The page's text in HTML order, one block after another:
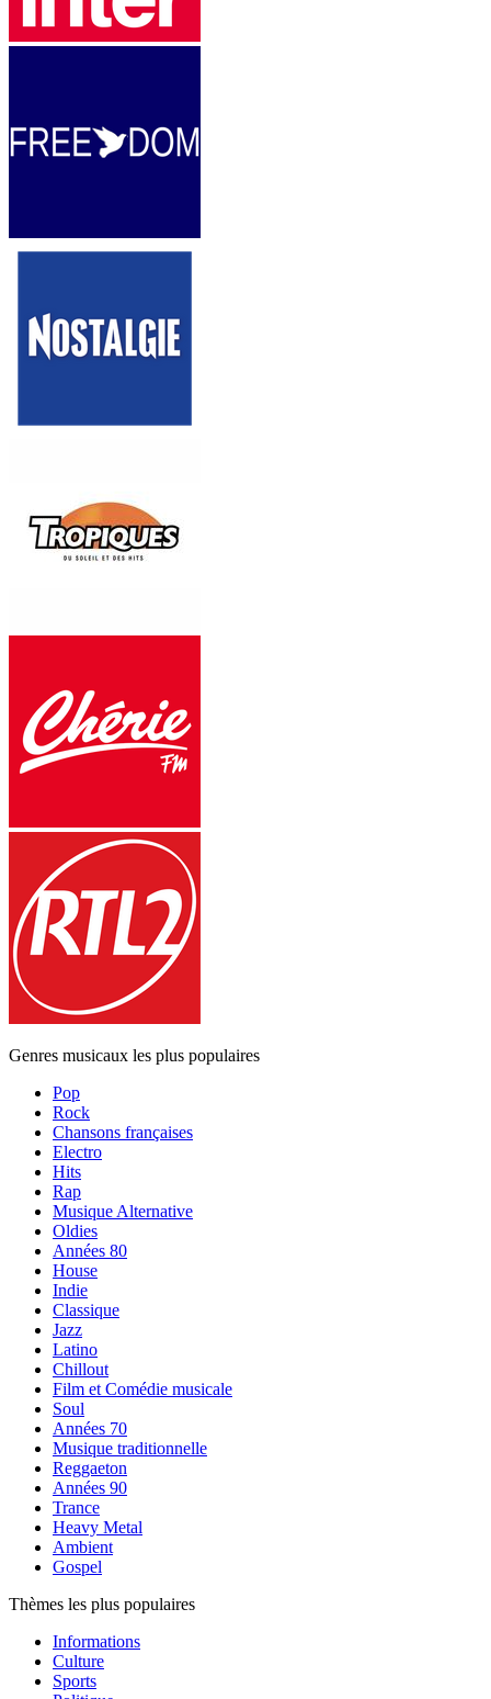
Genres musicaux les plus populaires
Pop
Rock
Chansons françaises
Electro
Hits
Rap
Musique Alternative
Oldies
Années 80
House
Indie
Classique
Jazz
Latino
Chillout
Film et Comédie musicale
Soul
Années 70
Musique traditionnelle
Reggaeton
Années 90
Trance
Heavy Metal
Ambient
Gospel
Thèmes les plus populaires
Informations
Culture
Sports